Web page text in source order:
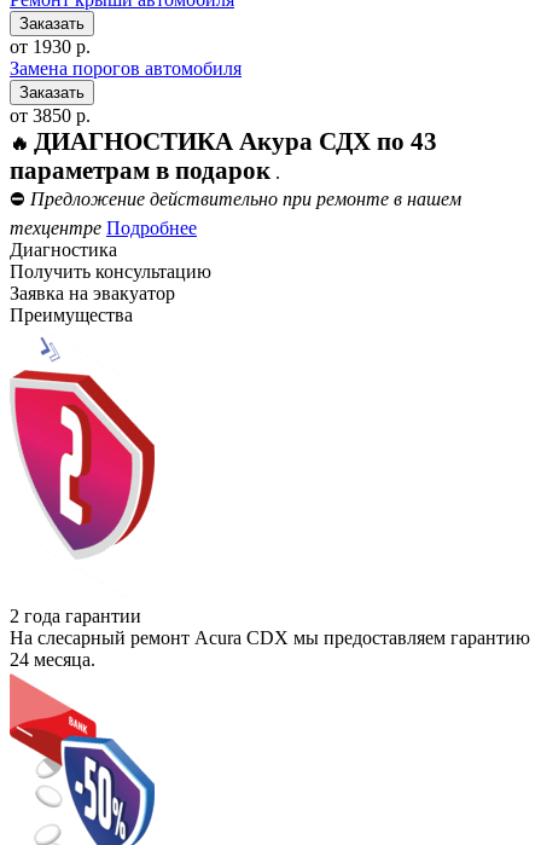
от 1930 р.
Замена порогов автомобиля
от 3850 р.
🔥 ДИАГНОСТИКА Акура СДХ по 43
параметрам в подарок .
⛔ Предложение действительно при ремонте в нашем
техцентре Подробнее
Диагностика
Получить консультацию
Заявка на эвакуатор
Преимущества
2 года гарантии
На слесарный ремонт Acura CDX мы предоставляем гарантию
24 месяца.